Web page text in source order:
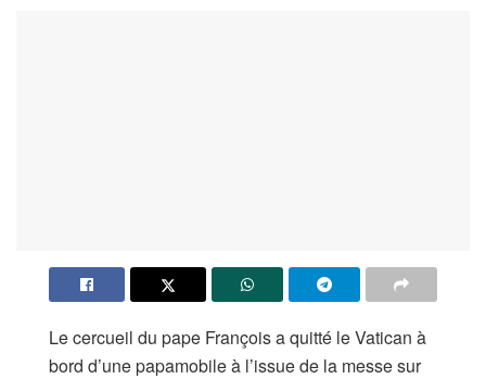
Le cercueil du pape François a quitté le Vatican à
bord d’une papamobile à l’issue de la messe sur